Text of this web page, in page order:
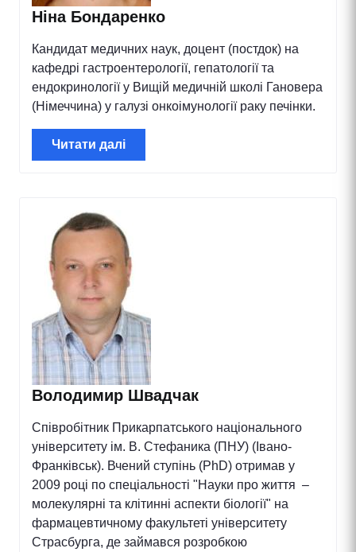
Ніна Бондаренко
Кандидат медичних наук, доцент (постдок) на
кафедрі гастроентерології, гепатології та
ендокринології у Вищій медичній школі Гановера
(Німеччина) у галузі онкоімунології раку печінки.
Читати далі
Володимир Швадчак
Співробітник Прикарпатського національного
університету ім. В. Стефаника (ПНУ) (Івано-
Франківськ). Вчений ступінь (PhD) отримав у
2009 році по спеціальності "Науки про життя –
молекулярні та клітинні аспекти біології" на
фармацевтичному факультеті університету
Страсбурга, де займався розробкою